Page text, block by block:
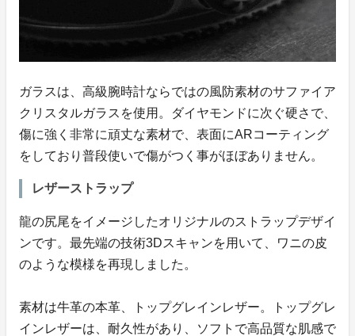
ガラスは、高級腕時計ならではの風防素材のサファイア
クリスタルガラスを使用。ダイヤモンドに次ぐ硬さで、
傷に強く非常に頑丈な素材で、表面にARコーティング
をしており普段使いで傷がつく事がほぼありません。
レザーストラップ
龍の尻尾をイメージしたオリジナルのストラップデザイ
ンです。最先端の技術3Dスキャンを用いて、ワニの皮
のような模様を再現しました。
素材は牛革の本革、トップグレインレザー。トップグレ
インレザーは、耐久性があり、ソフトで高品質な肌感で